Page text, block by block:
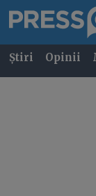
Știri Opinii